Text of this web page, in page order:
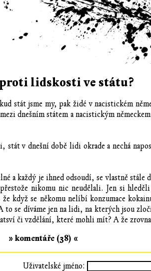
lidskosti ve státu?
stát jsme my, pak židé v nacistickém
dnešním státem a nacistickým
v dnešní době lidi okrade a nechá
každý je ihned odsoudí, se vlastně stále
nikomu nic neudělali. Jen si
když se někomu nelíbí konzumace
se díváme jen na lidi, na kterých jsou
či vzdělání, které mohli mít? A že
» komentáře (38) «
Uživatelské jméno: